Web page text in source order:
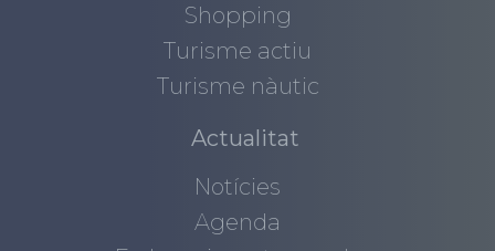
Shopping
Turisme actiu
Turisme nàutic
Actualitat
Notícies
Agenda